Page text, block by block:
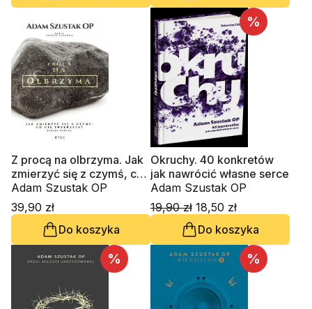
Z procą na olbrzyma. Jak
zmierzyć się z czymś, co
cię przerasta? Lekcje
Dawida
Adam Szustak OP
39,90 zł
Do koszyka
%
Okruchy. 40 konkretów
jak nawrócić własne serce
Adam Szustak OP
19,90 zł 18,50 zł
Do koszyka
% %